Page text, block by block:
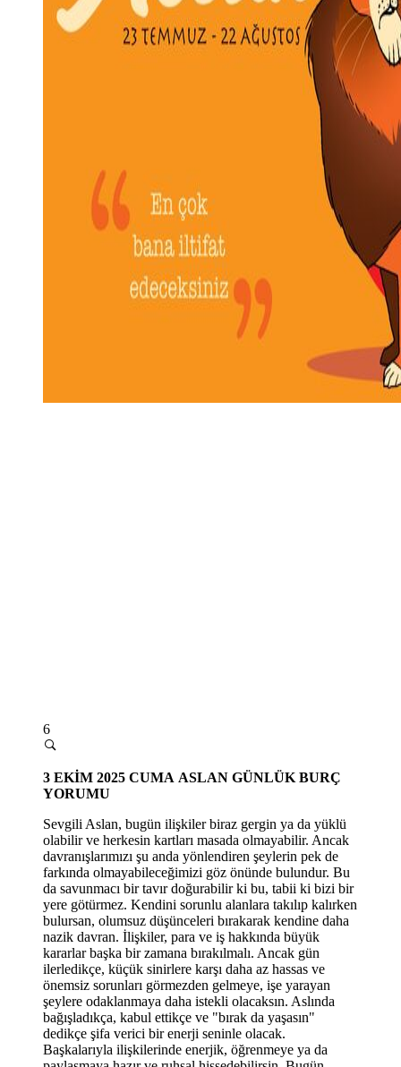
6
3 EKİM 2025 CUMA ASLAN GÜNLÜK BURÇ
YORUMU
Sevgili Aslan, bugün ilişkiler biraz gergin ya da yüklü
olabilir ve herkesin kartları masada olmayabilir. Ancak
davranışlarımızı şu anda yönlendiren şeylerin pek de
farkında olmayabileceğimizi göz önünde bulundur. Bu
da savunmacı bir tavır doğurabilir ki bu, tabii ki bizi bir
yere götürmez. Kendini sorunlu alanlara takılıp kalırken
bulursan, olumsuz düşünceleri bırakarak kendine daha
nazik davran. İlişkiler, para ve iş hakkında büyük
kararlar başka bir zamana bırakılmalı. Ancak gün
ilerledikçe, küçük sinirlere karşı daha az hassas ve
önemsiz sorunları görmezden gelmeye, işe yarayan
şeylere odaklanmaya daha istekli olacaksın. Aslında
bağışladıkça, kabul ettikçe ve "bırak da yaşasın"
dedikçe şifa verici bir enerji seninle olacak.
Başkalarıyla ilişkilerinde enerjik, öğrenmeye ya da